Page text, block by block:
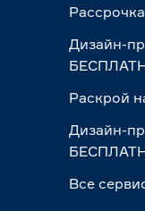
Рассрочка
Дизайн-
Раскрой
Дизайн-
Все